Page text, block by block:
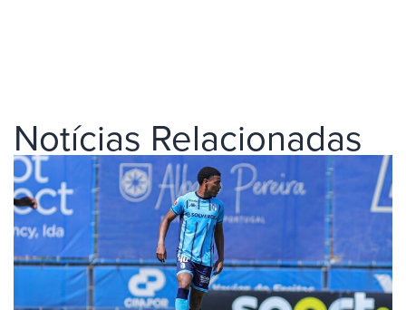
Notícias Relacionadas